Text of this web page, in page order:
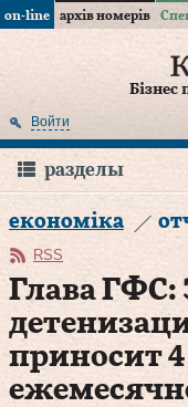
on-line архів номерів
Бізнес
Войти
разделы
економіка
RSS
Глава
приносит